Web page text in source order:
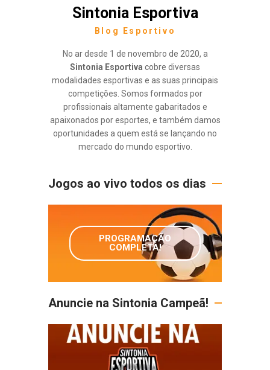
Sintonia Esportiva
Blog Esportivo
No ar desde 1 de novembro de 2020, a
Sintonia Esportiva cobre diversas
modalidades esportivas e as suas principais
competições. Somos formados por
profissionais altamente gabaritados e
apaixonados por esportes, e também damos
oportunidades a quem está se lançando no
mercado do mundo esportivo.
Jogos ao vivo todos os dias
PROGRAMAÇÃO
COMPLETA!
Anuncie na Sintonia Campeã!